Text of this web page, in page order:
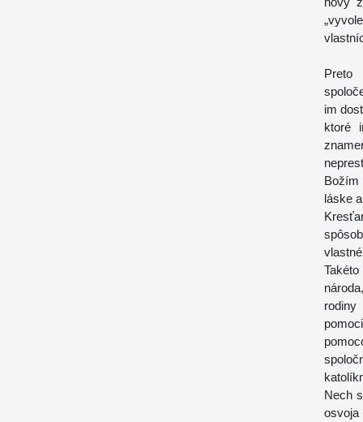
im
ktoré
Božím
láske
Nech